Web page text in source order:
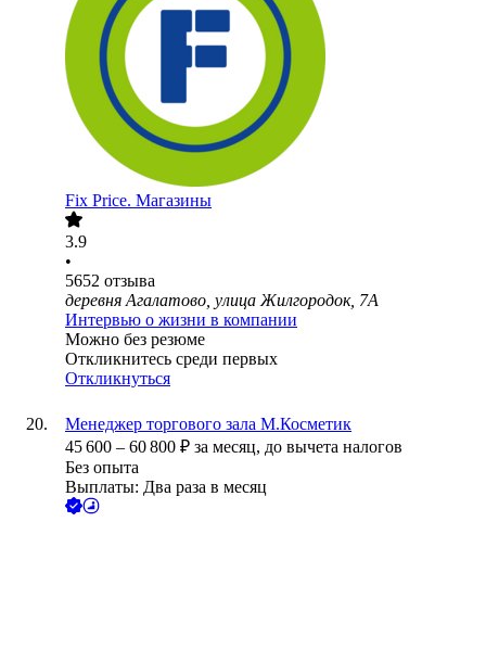
Fix Price. Магазины
3.9
•
5652 отзыва
деревня Агалатово, улица Жилгородок, 7А
Интервью о жизни в компании
Можно без резюме
Откликнитесь среди первых
Откликнуться
Менеджер торгового зала М.Косметик
45 600 – 60 800 ₽ за месяц, до вычета налогов
Без опыта
Выплаты: Два раза в месяц